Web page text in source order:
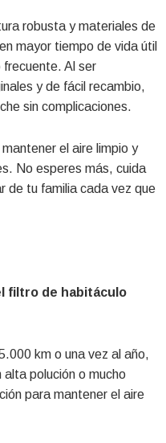
robusta y materiales de
mayor tiempo de vida útil
frecuente. Al ser
y de fácil recambio,
sin complicaciones.
el aire limpio y
No esperes más, cuida
de tu familia cada vez que
filtro de habitáculo
km o una vez al año,
alta polución o mucho
para mantener el aire